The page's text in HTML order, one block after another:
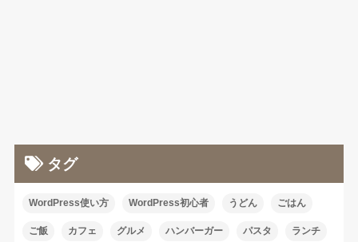
タグ
WordPress使い方 WordPress初心者 うどん ごはん
ご飯 カフェ グルメ ハンバーガー パスタ ランチ